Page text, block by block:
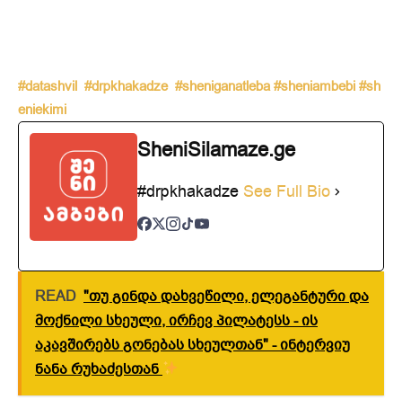
#datashvil #drpkhakadze #sheniganatleba #sheniambebi #sh
eniekimi
SheniSilamaze.ge
#drpkhakadze See Full Bio
READ "თუ გინდა დახვეწილი, ელეგანტური და
მოქნილი სხეული, ირჩევ პილატესს - ის
აკავშირებს გონებას სხეულთან" - ინტერვიუ
ნანა რუხაძესთან